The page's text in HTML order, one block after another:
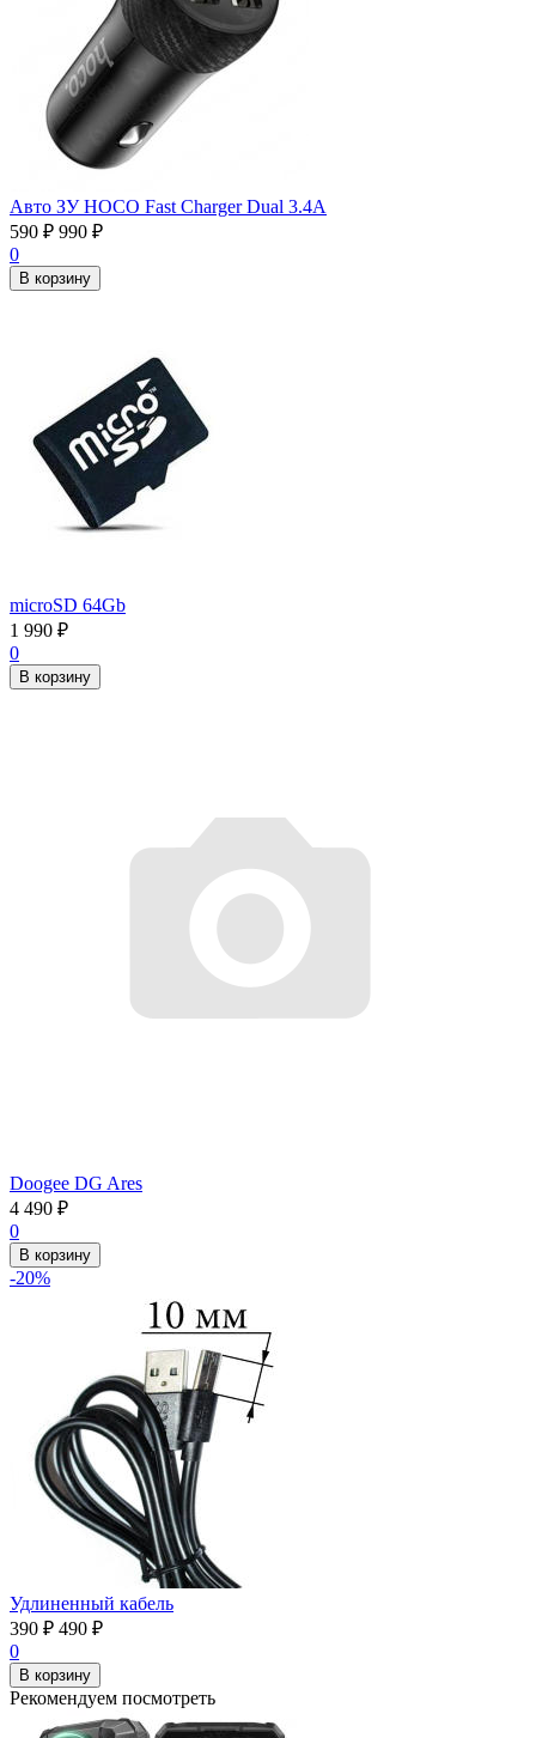
Авто ЗУ HOCO Fast Charger Dual 3.4А
590 ₽ 990 ₽
0
В корзину
microSD 64Gb
1 990 ₽
0
В корзину
Doogee DG Ares
4 490 ₽
0
В корзину
-20%
Удлиненный кабель
390 ₽ 490 ₽
0
В корзину
Рекомендуем посмотреть